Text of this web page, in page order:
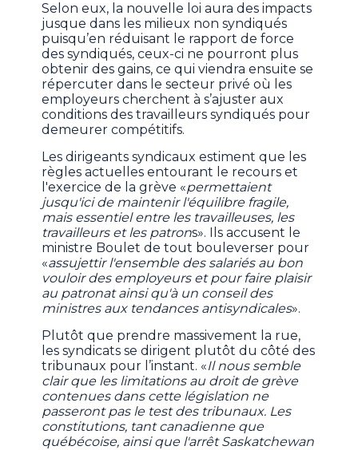
Selon eux, la nouvelle loi aura des impacts
jusque dans les milieux non syndiqués
puisqu’en réduisant le rapport de force
des syndiqués, ceux-ci ne pourront plus
obtenir des gains, ce qui viendra ensuite se
répercuter dans le secteur privé où les
employeurs cherchent à s’ajuster aux
conditions des travailleurs syndiqués pour
demeurer compétitifs.
Les dirigeants syndicaux estiment que les
règles actuelles entourant le recours et
l'exercice de la grève «permettaient
jusqu'ici de maintenir l'équilibre fragile,
mais essentiel entre les travailleuses, les
travailleurs et les patrons». Ils accusent le
ministre Boulet de tout bouleverser pour
«assujettir l'ensemble des salariés au bon
vouloir des employeurs et pour faire plaisir
au patronat ainsi qu'à un conseil des
ministres aux tendances antisyndicales».
Plutôt que prendre massivement la rue,
les syndicats se dirigent plutôt du côté des
tribunaux pour l’instant. «Il nous semble
clair que les limitations au droit de grève
contenues dans cette législation ne
passeront pas le test des tribunaux. Les
constitutions, tant canadienne que
québécoise, ainsi que l'arrêt Saskatchewan